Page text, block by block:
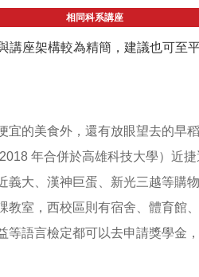
相同科系講座
講座架構較為精簡，建議也可至
宜的美食外，還有放眼望去的早
年合併於高雄科技大學）近
義大、漢神巨蛋、新光三越等購
教室，西校區則有宿舍、體育館
等語言檢定都可以去申請獎學金